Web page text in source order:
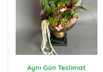
Aynı Gün Teslimat